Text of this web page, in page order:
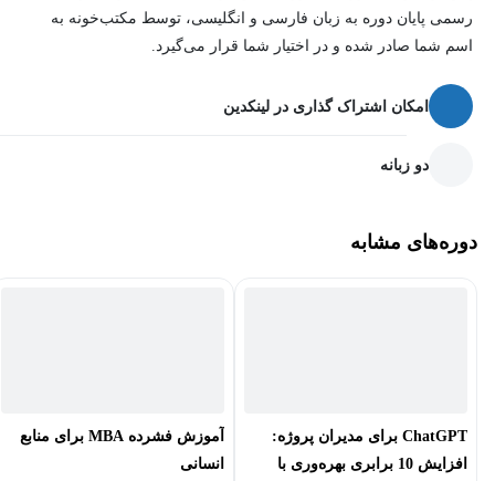
چطوری راه حل‌های درست و متناسب با مساله رو پیدا کنی..
بعد از شرکت در این وبیناردوره:
اون ها را به چشم چالش که نه بلکه یه فرصت برای رشد خودت
می تونی به عزیزانت کمک کنی مسائلشونو به درستی حل کنن
رسمی پایان دوره به زبان فارسی و انگلیسی، توسط مکتب‌خونه به
اسم شما صادر شده و در اختیار شما قرار می‌گیرد.
امکان اشتراک گذاری در لینکدین
دو زبانه
دوره‌های مشابه
ChatGPT برای مدیران پروژه:
افزایش 10 برابری بهره‌وری با
آموزش فشرده MBA برای منابع
انسانی